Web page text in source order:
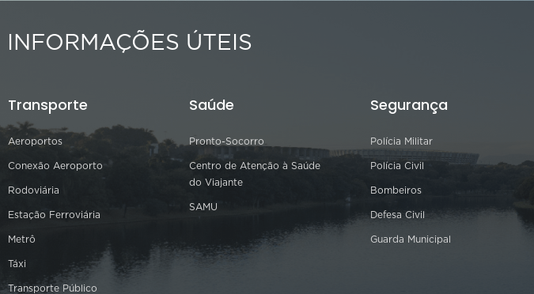
INFORMAÇÕES ÚTEIS
Transporte
Aeroportos
Conexão Aeroporto
Rodoviária
Estação Ferroviária
Metrô
Táxi
Transporte Público
Saúde
Pronto-Socorro
Centro de Atenção à Saúde
do Viajante
SAMU
Segurança
Polícia Militar
Polícia Civil
Bombeiros
Defesa Civil
Guarda Municipal